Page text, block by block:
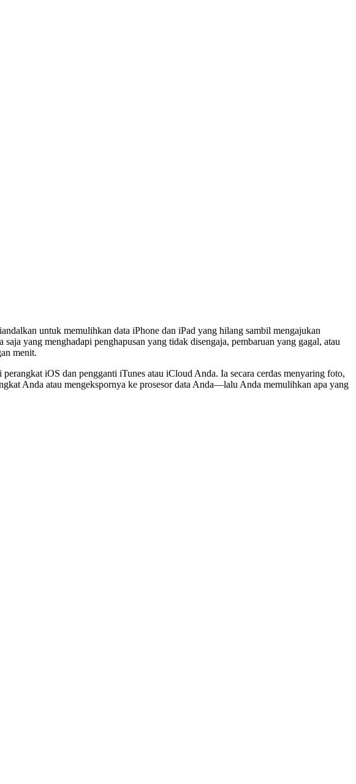
untuk memulihkan data iPhone dan iPad yang hilang sambil mengajukan
yang menghadapi penghapusan yang tidak disengaja, pembaruan yang gagal, atau
menit.
iOS dan pengganti iTunes atau iCloud Anda. Ia secara cerdas menyaring foto,
Anda atau mengekspornya ke prosesor data Anda—lalu Anda memulihkan apa yang